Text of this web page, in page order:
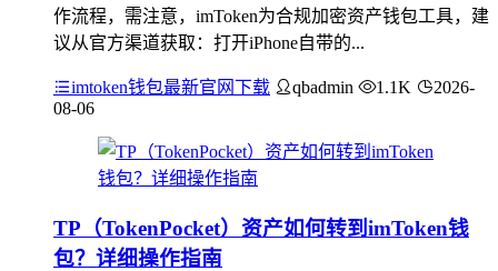
作流程，需注意，imToken为合规加密资产钱包工具，建
议从官方渠道获取：打开iPhone自带的...
imtoken钱包最新官网下载 qbadmin 1.1K
2026-
08-06
TP（TokenPocket）资产如何转到imToken钱
包？详细操作指南